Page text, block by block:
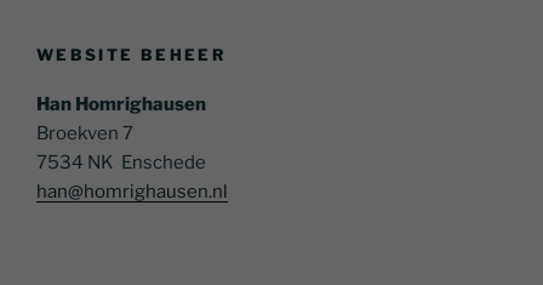
WEBSITE BEHEER
Han Homrighausen
Broekven 7
7534 NK Enschede
han@homrighausen.nl